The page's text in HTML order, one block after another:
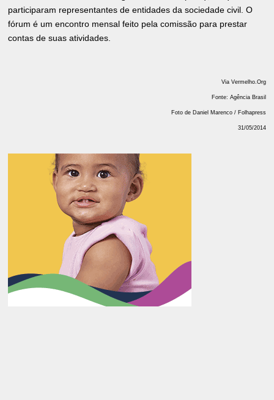
participaram representantes de entidades da sociedade civil. O
fórum é um encontro mensal feito pela comissão para prestar
contas de suas atividades.
Via Vermelho.Org
Fonte: Agência Brasil
Foto de Daniel Marenco / Folhapress
31/05/2014